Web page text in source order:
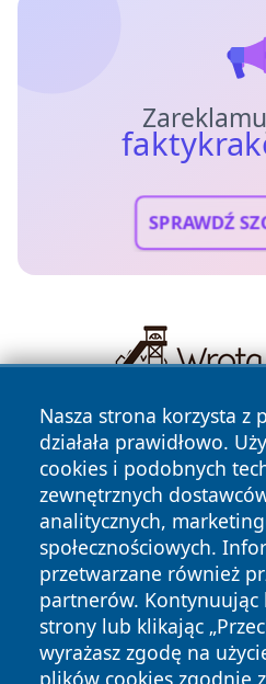
SPRAWDŹ
Nasza strona korzysta z
działała prawidłowo.
cookies i podobnych
zewnętrznych
analitycznych,
społecznościowych.
przetwarzane również
partnerów. Kontynuując
strony lub klikając
wyrażasz zgodę na
plików cookies zgodnie
Copyright © 2026
zastrzeżone.
News Autorzy
Polityka